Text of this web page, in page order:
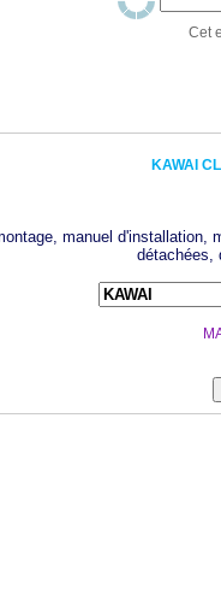
Cet
KAWAI
manuel
détachées,